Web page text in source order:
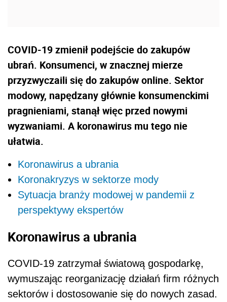
COVID-19 zmienił podejście do zakupów
ubrań. Konsumenci, w znacznej mierze
przyzwyczaili się do zakupów online. Sektor
modowy, napędzany głównie konsumenckimi
pragnieniami, stanął więc przed nowymi
wyzwaniami. A koronawirus mu tego nie
ułatwia.
Koronawirus a ubrania
Koronakryzys w sektorze mody
Sytuacja branży modowej w pandemii z
perspektywy ekspertów
Koronawirus a ubrania
COVID-19 zatrzymał światową gospodarkę,
wymuszając reorganizację działań firm różnych
sektorów i dostosowanie się do nowych zasad.